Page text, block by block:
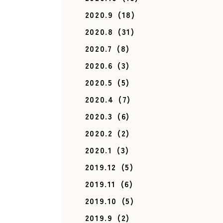
2020.9 (18)
2020.8 (31)
2020.7 (8)
2020.6 (3)
2020.5 (5)
2020.4 (7)
2020.3 (6)
2020.2 (2)
2020.1 (3)
2019.12 (5)
2019.11
(6)
2019.10 (5)
2019.9 (2)